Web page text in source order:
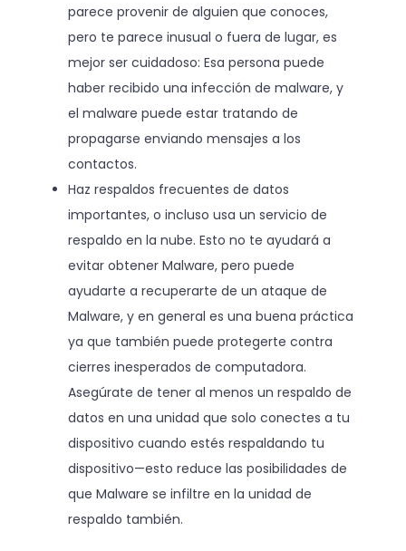
parece provenir de alguien que conoces,
pero te parece inusual o fuera de lugar, es
mejor ser cuidadoso: Esa persona puede
haber recibido una infección de malware, y
el malware puede estar tratando de
propagarse enviando mensajes a los
contactos.
Haz respaldos frecuentes de datos
importantes, o incluso usa un servicio de
respaldo en la nube. Esto no te ayudará a
evitar obtener Malware, pero puede
ayudarte a recuperarte de un ataque de
Malware, y en general es una buena práctica
ya que también puede protegerte contra
cierres inesperados de computadora.
Asegúrate de tener al menos un respaldo de
datos en una unidad que solo conectes a tu
dispositivo cuando estés respaldando tu
dispositivo—esto reduce las posibilidades de
que Malware se infiltre en la unidad de
respaldo también.